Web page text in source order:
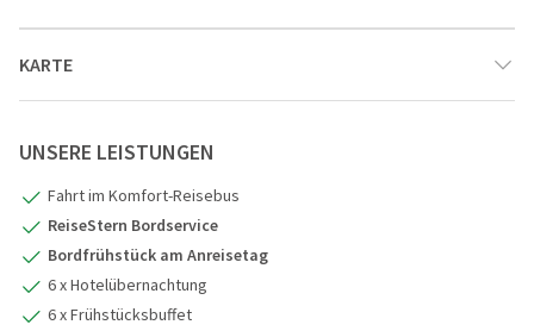
KARTE
UNSERE LEISTUNGEN
Fahrt im Komfort-Reisebus
ReiseStern Bordservice
Bordfrühstück am Anreisetag
6 x Hotelübernachtung
6 x Frühstücksbuffet